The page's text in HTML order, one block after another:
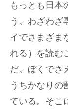
もっとも日本
う。わざわざ
イでさまざま
れる）を読む
だ。ぼくでさ
うちかなりの
ている。そこ